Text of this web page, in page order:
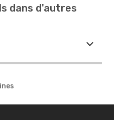
dans d'autres